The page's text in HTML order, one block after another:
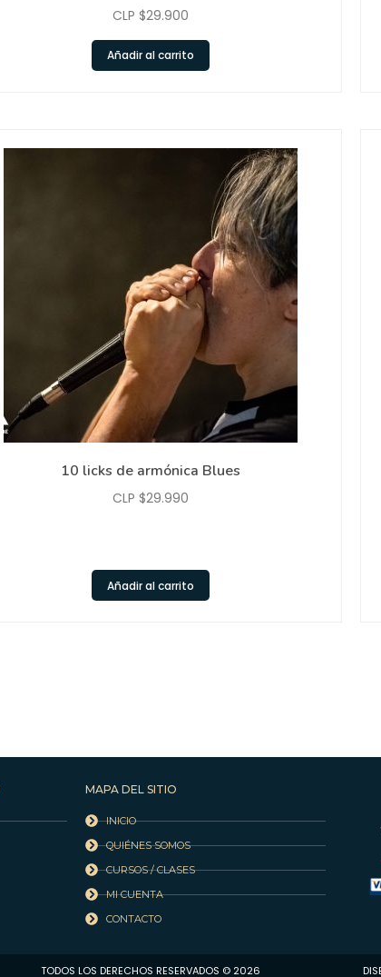
CLP $29.900
Añadir al carrito
10 licks de armónica Blues
CLP $29.990
Añadir al carrito
MAPA DEL SITIO
INICIO
QUIÉNES SOMOS
CURSOS / CLASES
MI CUENTA
CONTACTO
TODOS LOS DERECHOS RESERVADOS © 2026